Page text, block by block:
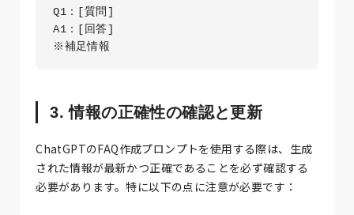
Q1：[質問]
A1：[回答]
3. 情報の正確性の確認と更新
ChatGPTのFAQ作成プロンプトを使用する際は、生成
された情報が最新かつ正確であることを必ず確認する
必要があります。特に以下の点に注意が必要です：